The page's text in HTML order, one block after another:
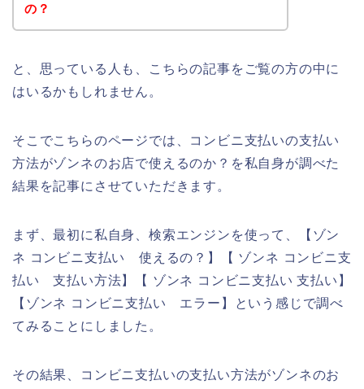
の？
と、思っている人も、こちらの記事をご覧の方の中に
はいるかもしれません。
そこでこちらのページでは、コンビニ支払いの支払い
方法がゾンネのお店で使えるのか？を私自身が調べた
結果を記事にさせていただきます。
まず、最初に私自身、検索エンジンを使って、【ゾン
ネ コンビニ支払い 使えるの？】【 ゾンネ コンビニ支
払い 支払い方法】【 ゾンネ コンビニ支払い 支払い】
【ゾンネ コンビニ支払い エラー】という感じで調べ
てみることにしました。
その結果、コンビニ支払いの支払い方法がゾンネのお